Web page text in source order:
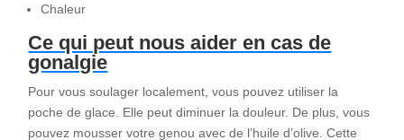
Chaleur
Ce qui peut nous aider en cas de
gonalgie
Pour vous soulager localement, vous pouvez utiliser la
poche de glace. Elle peut diminuer la douleur. De plus, vous
pouvez mousser votre genou avec de l’huile d’olive. Cette